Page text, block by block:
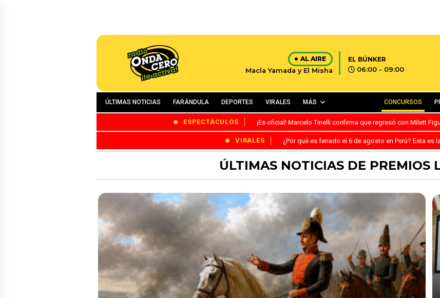
AL AIRE
Macla Yamada y El Misha
EL BÚNKER
06:00 - 09:00
ÚLTIMAS NOTICIAS FARÁNDULA DEPORTES VIRALES MÁS CONCURSOS
ESPECTÁCULOS ¡Es oficial! Marcelo Tinelli confirma que regresó con Milett
VIRALES ¿Por qué es feriado el 6 de agosto en Perú? Esta es
ÚLTIMAS NOTICIAS DE PREMIOS